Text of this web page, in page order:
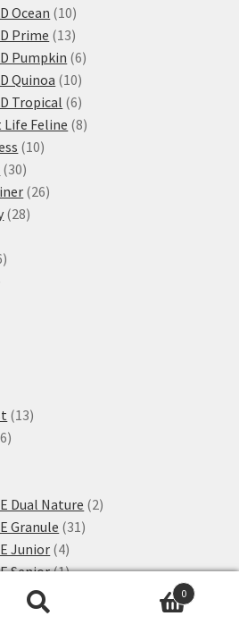
Ocean 1010
produktů
Prime 1313
produktů
Pumpkin 66
Quinoa 1010
produktů
Tropical 66
produktů
Life Feline 88
1010
3030
produktů
2626
2828
6
1313
66
Dual Nature 22
Granule 31 31
Junior 44
produkty
Senior 11
24
produktů
55
0